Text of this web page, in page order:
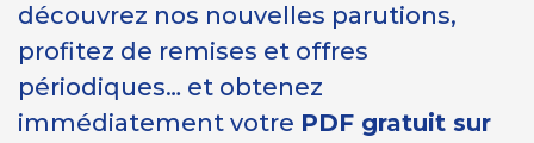
découvrez nos nouvelles parutions,
profitez de remises et offres
périodiques… et obtenez
immédiatement votre PDF gratuit sur